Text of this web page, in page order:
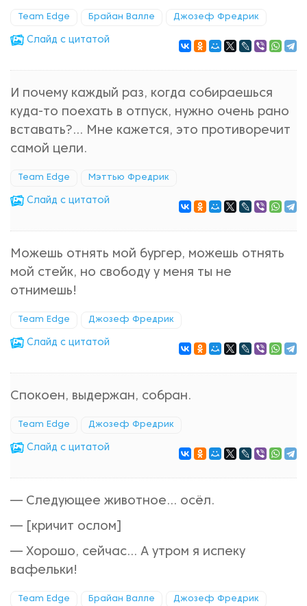
Team Edge Брайан Валле Джозеф Фредрик
Cлайд с цитатой
И почему каждый раз, когда собираешься
куда-то поехать в отпуск, нужно очень рано
вставать?... Мне кажется, это противоречит
самой цели.
Team Edge Мэттью Фредрик
Cлайд с цитатой
Можешь отнять мой бургер, можешь отнять
мой стейк, но свободу у меня ты не
отнимешь!
Team Edge Джозеф Фредрик
Cлайд с цитатой
Спокоен, выдержан, собран.
Team Edge Джозеф Фредрик
Cлайд с цитатой
— Следующее животное... осёл.
— [кричит ослом]
— Хорошо, сейчас... А утром я испеку
вафельки!
Team Edge Брайан Валле Джозеф Фредрик